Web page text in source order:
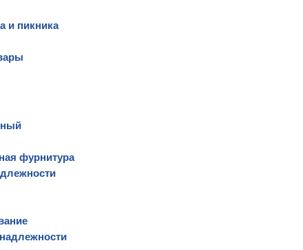
и пикника
фурнитура